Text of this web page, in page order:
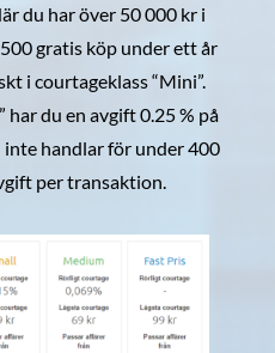
du har över 50 000 kr i
gratis köp under ett år
i courtageklass “Mini”.
har du en avgift 0.25 % på
handlar för under 400
per transaktion.